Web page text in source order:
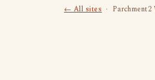
← All sites· Parchment2